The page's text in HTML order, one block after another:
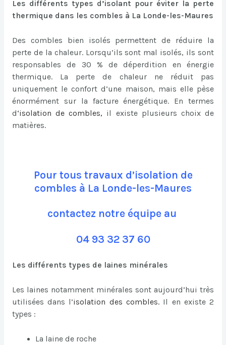
Les différents types d’isolant pour éviter la perte
thermique dans les combles à La Londe-les-Maures
Des combles bien isolés permettent de réduire la
perte de la chaleur. Lorsqu’ils sont mal isolés, ils sont
responsables de 30 % de déperdition en énergie
thermique. La perte de chaleur ne réduit pas
uniquement le confort d’une maison, mais elle pèse
énormément sur la facture énergétique. En termes
d‘isolation de combles, il existe plusieurs choix de
matières.
Pour tous travaux d’isolation de
combles à La Londe-les-Maures
contactez notre équipe au
04 93 32 37 60
Les différents types de laines minérales
Les laines notamment minérales sont aujourd’hui très
utilisées dans l’isolation des combles. Il en existe 2
types :
La laine de roche